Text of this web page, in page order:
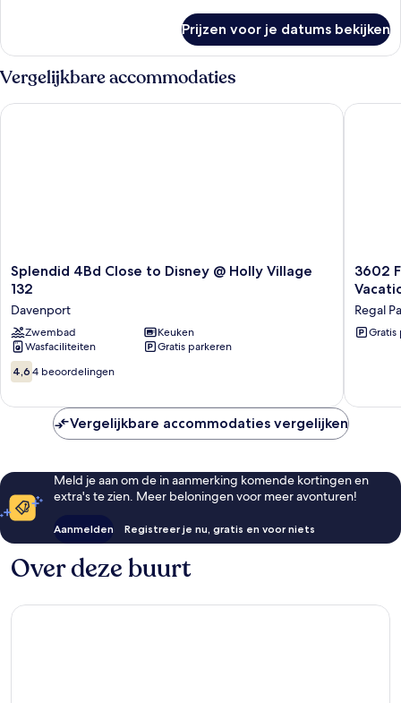
appartement
Prijzen voor je datums bekijken
Vergelijkbare accommodaties
Splendid
4Bd
to
Disney
@
Holly
Village
Davenport
Splendid 4Bd Close to Disney @ Holly Village
132
Davenport
Zwembad
Keuken
Wasfaciliteiten
Gratis parkeren
4.6
van
beoordelingen
4,6 4 beoordelingen
Splendid 4Bd Close to Disney @ Holly Village 132
3602
For
3602
Regal
Gratis
3602
Vergelijkbare accommodaties vergelijken
Meld je aan om de in aanmerking komende kortingen en
extra's te zien. Meer beloningen voor meer avonturen!
Aanmelden Registreer je nu, gratis en voor niets
Over deze buurt